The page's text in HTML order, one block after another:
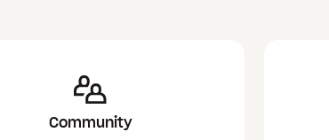
Community